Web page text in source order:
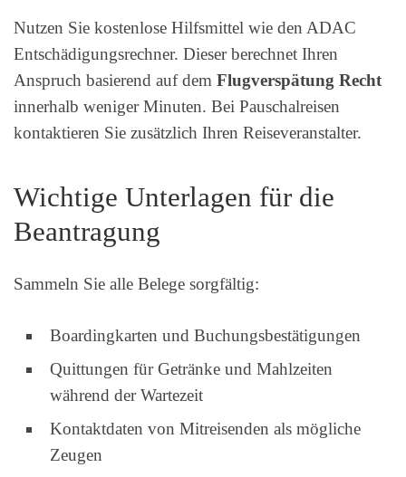
Nutzen Sie kostenlose Hilfsmittel wie den ADAC
Entschädigungsrechner. Dieser berechnet Ihren
Anspruch basierend auf dem Flugverspätung Recht
innerhalb weniger Minuten. Bei Pauschalreisen
kontaktieren Sie zusätzlich Ihren Reiseveranstalter.
Wichtige Unterlagen für die
Beantragung
Sammeln Sie alle Belege sorgfältig:
Boardingkarten und Buchungsbestätigungen
Quittungen für Getränke und Mahlzeiten
während der Wartezeit
Kontaktdaten von Mitreisenden als mögliche
Zeugen